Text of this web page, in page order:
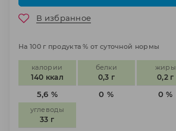
В избранное
На 100 г продукта % от суточной нормы
калории
140 ккал
5,6 %
белки
0,3 г
0 %
жиры
0,2 г
0 %
углеводы
33 г